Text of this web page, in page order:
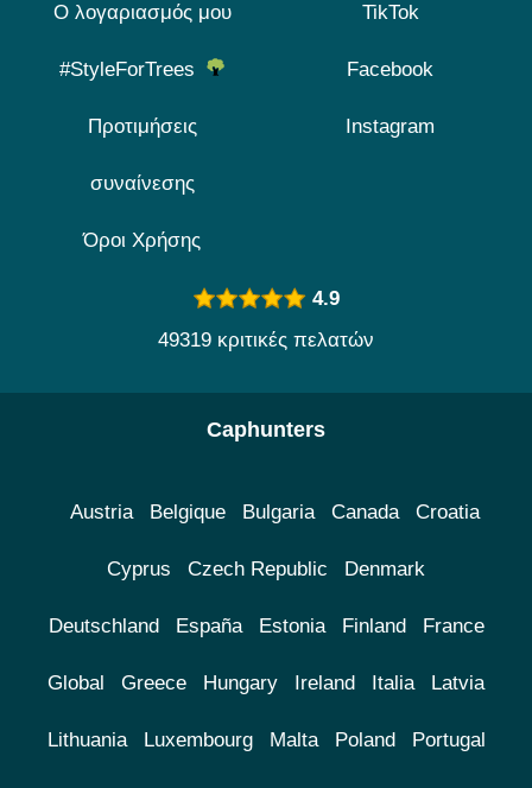
Ο λογαριασμός μου
#StyleForTrees
Προτιμήσεις
συναίνεσης
Όροι Χρήσης
TikTok
Facebook
Instagram
4.9
49319 κριτικές πελατών
Caphunters
Austria Belgique Bulgaria Canada Croatia
Cyprus Czech Republic Denmark
Deutschland España Estonia Finland France
Global Greece Hungary Ireland Italia Latvia
Lithuania Luxembourg Malta Poland Portugal